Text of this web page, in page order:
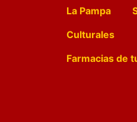
La Pampa
Culturales
Farmacias de